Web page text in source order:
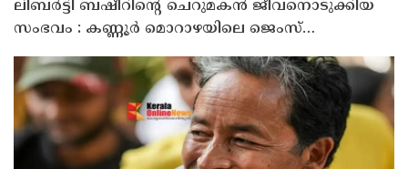
ലിബർട്ടി ബഷീറിന്റെ ചെറുമകൻ ജീവനൊടുക്കിയ
സംഭവം : കണ്ണൂർ മൊറാഴയിലെ ജെംസ്
അധ്യാപികക്കെതിരെ പരാതിയുമായിബന്ധുക്കൾ